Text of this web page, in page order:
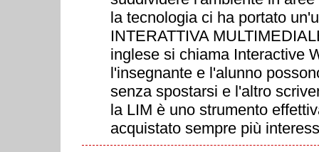
la tecnologia ci ha portato
INTERATTIVA
inglese si chiama Interactive
l'insegnante e l'alunno
senza spostarsi e l'altro
la LIM è uno strumento
acquistato sempre più